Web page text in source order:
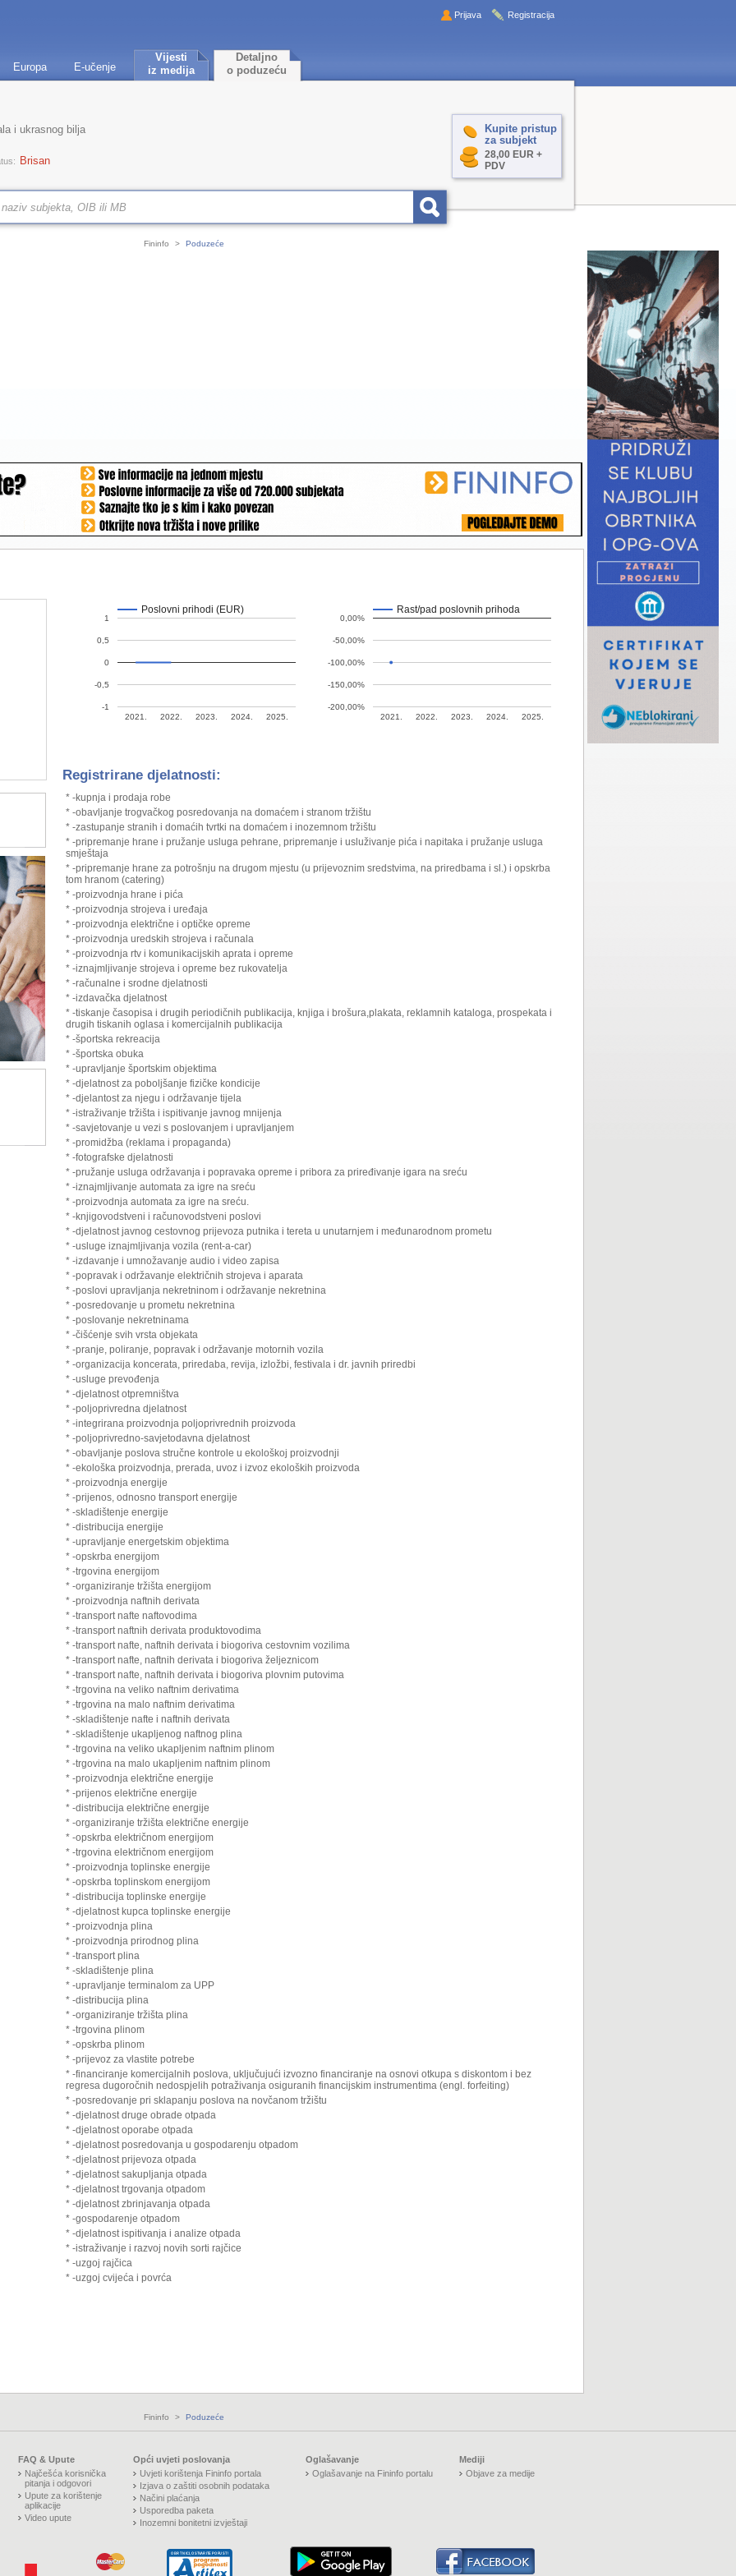
Europa E-učenje
Vijesti
iz medija
Detaljno
o poduzeću
Prijava Registracija
Kupite pristup
za subjekt
28,00 EUR +
PDV
i ukrasnog bilja
Brisan
Fininfo > Poduzeće
Poslovni prihodi (EUR)
2021. 2022. 2023. 2024. 2025.
-1
-0,5
0
0,5
1
Rast/pad poslovnih prihoda
2021. 2022. 2023. 2024. 2025.
-200,00%
-150,00%
-100,00%
-50,00%
0,00%
Registrirane djelatnosti:
* -kupnja i prodaja robe
* -obavljanje trogvačkog posredovanja na domaćem i stranom tržištu
* -zastupanje stranih i domaćih tvrtki na domaćem i inozemnom tržištu
* -pripremanje hrane i pružanje usluga pehrane, pripremanje i usluživanje pića i napitaka i pružanje usluga
smještaja
* -pripremanje hrane za potrošnju na drugom mjestu (u prijevoznim sredstvima, na priredbama i sl.) i opskrba
tom hranom (catering)
* -proizvodnja hrane i pića
* -proizvodnja strojeva i uređaja
* -proizvodnja električne i optičke opreme
* -proizvodnja uredskih strojeva i računala
* -proizvodnja rtv i komunikacijskih aprata i opreme
* -iznajmljivanje strojeva i opreme bez rukovatelja
* -računalne i srodne djelatnosti
* -izdavačka djelatnost
* -tiskanje časopisa i drugih periodičnih publikacija, knjiga i brošura,plakata, reklamnih kataloga, prospekata i
drugih tiskanih oglasa i komercijalnih publikacija
* -športska rekreacija
* -športska obuka
* -upravljanje športskim objektima
* -djelatnost za poboljšanje fizičke kondicije
* -djelantost za njegu i održavanje tijela
* -istraživanje tržišta i ispitivanje javnog mnijenja
* -savjetovanje u vezi s poslovanjem i upravljanjem
* -promidžba (reklama i propaganda)
* -fotografske djelatnosti
* -pružanje usluga održavanja i popravaka opreme i pribora za priređivanje igara na sreću
* -iznajmljivanje automata za igre na sreću
* -proizvodnja automata za igre na sreću.
* -knjigovodstveni i računovodstveni poslovi
* -djelatnost javnog cestovnog prijevoza putnika i tereta u unutarnjem i međunarodnom prometu
* -usluge iznajmljivanja vozila (rent-a-car)
* -izdavanje i umnožavanje audio i video zapisa
* -popravak i održavanje električnih strojeva i aparata
* -poslovi upravljanja nekretninom i održavanje nekretnina
* -posredovanje u prometu nekretnina
* -poslovanje nekretninama
* -čišćenje svih vrsta objekata
* -pranje, poliranje, popravak i održavanje motornih vozila
* -organizacija koncerata, priredaba, revija, izložbi, festivala i dr. javnih priredbi
* -usluge prevođenja
* -djelatnost otpremništva
* -poljoprivredna djelatnost
* -integrirana proizvodnja poljoprivrednih proizvoda
* -poljoprivredno-savjetodavna djelatnost
* -obavljanje poslova stručne kontrole u ekološkoj proizvodnji
* -ekološka proizvodnja, prerada, uvoz i izvoz ekoloških proizvoda
* -proizvodnja energije
* -prijenos, odnosno transport energije
* -skladištenje energije
* -distribucija energije
* -upravljanje energetskim objektima
* -opskrba energijom
* -trgovina energijom
* -organiziranje tržišta energijom
* -proizvodnja naftnih derivata
* -transport nafte naftovodima
* -transport naftnih derivata produktovodima
* -transport nafte, naftnih derivata i biogoriva cestovnim vozilima
* -transport nafte, naftnih derivata i biogoriva željeznicom
* -transport nafte, naftnih derivata i biogoriva plovnim putovima
* -trgovina na veliko naftnim derivatima
* -trgovina na malo naftnim derivatima
* -skladištenje nafte i naftnih derivata
* -skladištenje ukapljenog naftnog plina
* -trgovina na veliko ukapljenim naftnim plinom
* -trgovina na malo ukapljenim naftnim plinom
* -proizvodnja električne energije
* -prijenos električne energije
* -distribucija električne energije
* -organiziranje tržišta električne energije
* -opskrba električnom energijom
* -trgovina električnom energijom
* -proizvodnja toplinske energije
* -opskrba toplinskom energijom
* -distribucija toplinske energije
* -djelatnost kupca toplinske energije
* -proizvodnja plina
* -proizvodnja prirodnog plina
* -transport plina
* -skladištenje plina
* -upravljanje terminalom za UPP
* -distribucija plina
* -organiziranje tržišta plina
* -trgovina plinom
* -opskrba plinom
* -prijevoz za vlastite potrebe
* -financiranje komercijalnih poslova, uključujući izvozno financiranje na osnovi otkupa s diskontom i bez
regresa dugoročnih nedospjelih potraživanja osiguranih financijskim instrumentima (engl. forfeiting)
* -posredovanje pri sklapanju poslova na novčanom tržištu
* -djelatnost druge obrade otpada
* -djelatnost oporabe otpada
* -djelatnost posredovanja u gospodarenju otpadom
* -djelatnost prijevoza otpada
* -djelatnost sakupljanja otpada
* -djelatnost trgovanja otpadom
* -djelatnost zbrinjavanja otpada
* -gospodarenje otpadom
* -djelatnost ispitivanja i analize otpada
* -istraživanje i razvoj novih sorti rajčice
* -uzgoj rajčica
* -uzgoj cvijeća i povrća
Fininfo > Poduzeće
FAQ & Upute
Najčešća korisnička
pitanja i odgovori
Upute za korištenje
aplikacije
Video upute
Opći uvjeti poslovanja
Uvjeti korištenja Fininfo portala
Izjava o zaštiti osobnih podataka
Načini plaćanja
Usporedba paketa
Inozemni bonitetni izvještaji
Oglašavanje
Oglašavanje na Fininfo portalu
Mediji
Objave za medije